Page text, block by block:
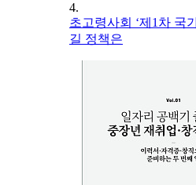
4.
초고령사회 ‘제1차 국
길 정책은